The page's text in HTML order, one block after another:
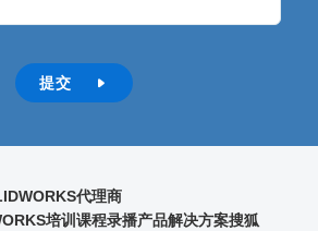
提交 
代理商
培训课程录播产品解决方案搜狐